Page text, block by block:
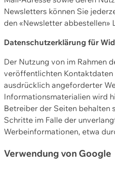
Newsletters können Sie
den «Newsletter abbestellen»
Datenschutzerklärung für
Der Nutzung von im Rahmen
veröffentlichten Kontaktdaten
ausdrücklich angeforderter
Informationsmaterialien wird
Betreiber der Seiten behalten
Schritte im Falle der
Werbeinformationen, etwa
Verwendung von Google